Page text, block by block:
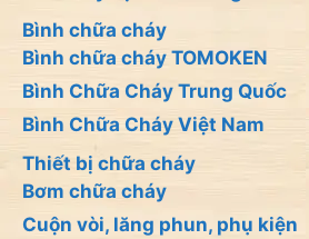
Bình chữa cháy
Bình chữa cháy TOMOKEN
Bình Chữa Cháy Trung Quốc
Bình Chữa Cháy Việt Nam
Thiết bị chữa cháy
Bơm chữa cháy
Cuộn vòi, lăng phun, phụ kiện